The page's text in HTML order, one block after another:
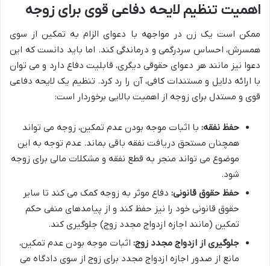
اهمیت تنظیم لایحه دفاعی قوی برای زوجه
ممکن است یک زن در مواجهه با دعوای الزام به تمکین از سوی
همسرش، احساس سردرگمی و درماندگی کند. اما باید دانست که این
دعوا نیز مانند هر دعوای حقوقی دیگری، قابلیت دفاع دارد و می توان
با ارائه دلایل و مستندات کافی، آن را رد کرد. تنظیم یک لایحه دفاعی
قوی و مستدل برای زوجه از اهمیت بالایی برخوردار است:
حفظ نفقه: با اثبات موجه بودن عدم تمکین، زوجه می تواند
همچنان مستحق دریافت نفقه باقی بماند. عدم توجه به این
موضوع می تواند منجر به قطع نفقه و مشکلات مالی برای زوجه
شود.
حفظ حقوق قانونی: دفاع موثر به زوجه کمک می کند تا سایر
حقوق قانونی خود را نیز حفظ کند و از پیامدهای منفی حکم
تمکین (مانند اجازه ازدواج مجدد زوج) جلوگیری کند.
جلوگیری از ازدواج مجدد زوج: اثبات موجه بودن عدم تمکین،
مانع از صدور اجازه ازدواج مجدد برای زوج از سوی دادگاه می